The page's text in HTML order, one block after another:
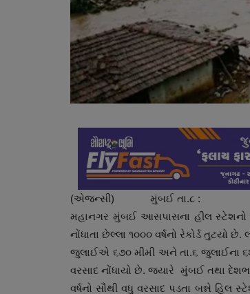
(એજન્સી) મુંબઈ તા.૮ :
મહાનગર મુંબઈ આસપાસના હીલ સ્ટેશનો પર
નોંધાતા છેલ્લા ૧૦૦૦ વર્ષનો રેકોર્ડ તુટયો છે.
જુલાઈએ ૬૭૦ મીમી અને તા.૬ જુલાઈના
વરસાદ નોંધાયો છે. જયારે મુંબઈ તથા
વર્ષનો સૌથી વધુ વરસાદ પડતા બન્ને હિલ